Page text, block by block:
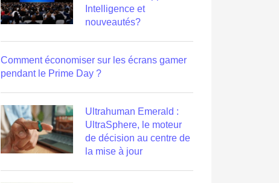
Intelligence et
nouveautés?
Comment économiser sur les écrans gamer
pendant le Prime Day ?
Ultrahuman Emerald :
UltraSphere, le moteur
de décision au centre de
la mise à jour